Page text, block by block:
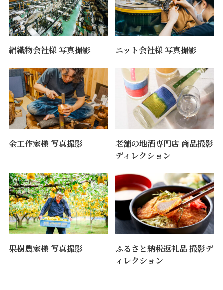
絹織物会社様 写真撮影 ニット会社様 写真撮影
金工作家様 写真撮影
老舗の地酒専門店 商品撮影
ディレクション
果樹農家様 写真撮影
ふるさと納税返礼品 撮影デ
ィレクション